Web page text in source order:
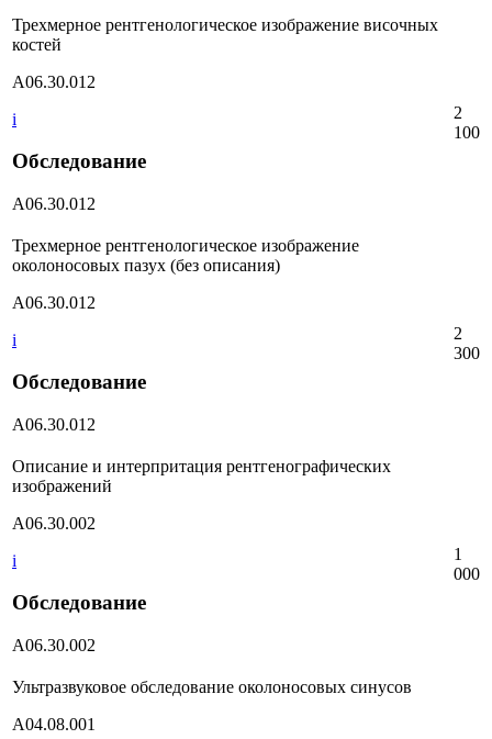
Трехмерное рентгенологическое изображение височных
костей
А06.30.012
i
Обследование
А06.30.012
2
100
Трехмерное рентгенологическое изображение
околоносовых пазух (без описания)
А06.30.012
i
Обследование
А06.30.012
2
300
Описание и интерпритация рентгенографических
изображений
А06.30.002
i
Обследование
А06.30.002
1
000
Ультразвуковое обследование околоносовых синусов
А04.08.001